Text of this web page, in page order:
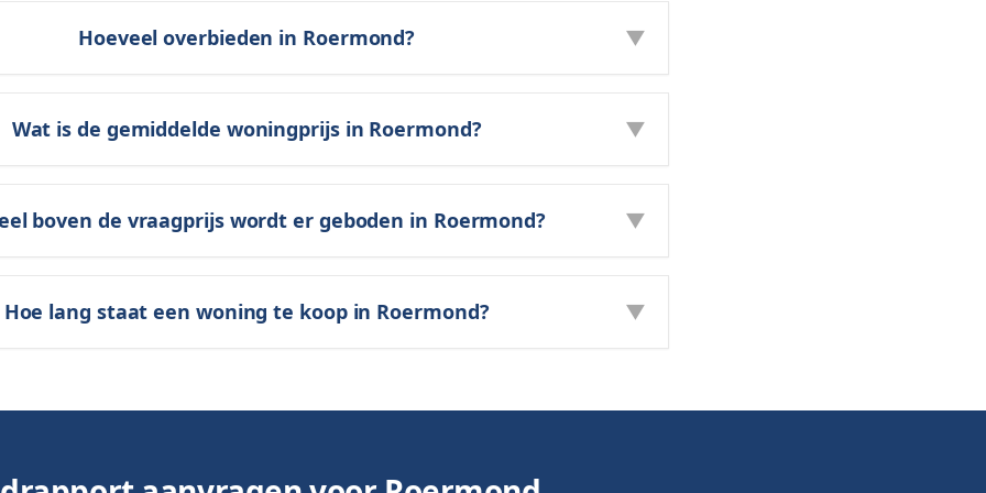
Hoeveel overbieden in Roermond? ▼
Wat is de gemiddelde woningprijs in Roermond? ▼
boven de vraagprijs wordt er geboden in Roermond? ▼
Hoe lang staat een woning te koop in Roermond? ▼